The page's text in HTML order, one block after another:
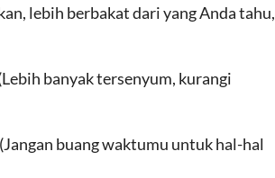
lebih berbakat dari yang Anda tahu,
banyak tersenyum, kurangi
(Jangan buang waktumu untuk hal-hal